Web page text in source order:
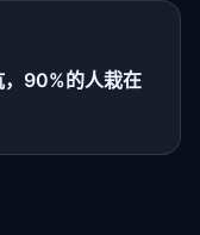
90%的人栽在